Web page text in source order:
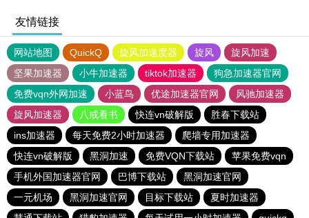
友情链接
网站地图 QuickQ 旋风加速度器 旋风
旋风加速
坚果加速器
小牛加速器 tiktok加速器
狗急加速器官网
免费vqn外网加速
小蓝鸟 优途加速器官网
风驰加速器
旋风加速器
八戒看书 快连vn破解版
胜春下载站
ins加速器
每天免费2小时加速器
爬墙专用加速器
快连vn破解版
黑洞加速 免费VQN下载站
苹果免费vqn
手机外国加速器官网
巴博下载站
黑洞加速官网
一元机场
黑洞加速官网 目标下载站
夏时加速器